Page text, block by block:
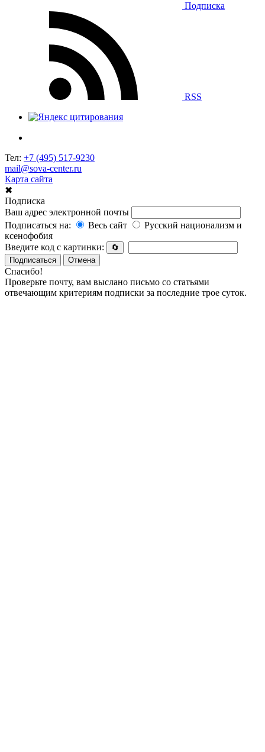
Подписка
RSS
Тел: +7 (495) 517-9230
mail@sova-center.ru
Карта сайта
✖
Подписка
Ваш адрес электронной почты
Подписаться на:
Весь сайт
Русский национализм и
ксенофобия
Введите код с картинки:
🔄
Подписаться
Отмена
Спасибо!
Проверьте почту, вам выслано письмо со статьями
отвечающим критериям подписки за последние трое суток.